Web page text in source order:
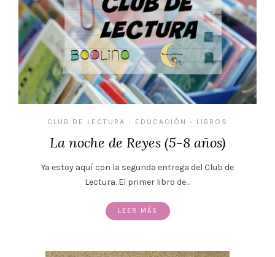
CLUB DE LECTURA • EDUCACIÓN • LIBROS
La noche de Reyes (5-8 años)
Ya estoy aquí con la segunda entrega del Club de
Lectura. El primer libro de…
LEER MÁS